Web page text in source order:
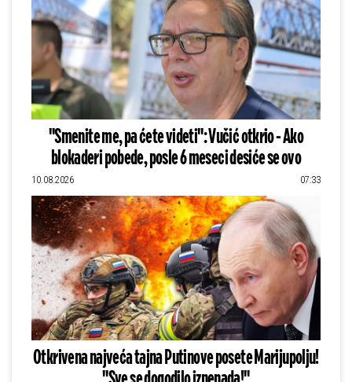
"Smenite me, pa ćete videti": Vučić otkrio - Ako
blokaderi pobede, posle 6 meseci desiće se ovo
10.08.2026 07:33
Otkrivena najveća tajna Putinove posete Marijupolju!